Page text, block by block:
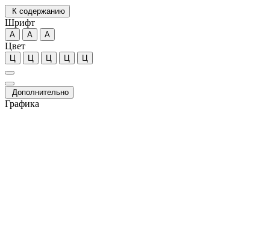
К содержанию
Шрифт
А А А
Цвет
Ц Ц Ц Ц Ц
Дополнительно
Графика